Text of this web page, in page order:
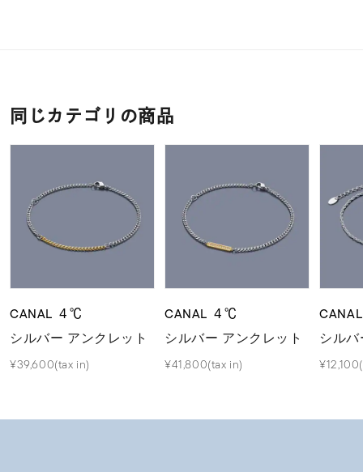
同じカテゴリの商品
CANAL ４℃
シルバー アンクレット
¥39,600(tax in)
CANAL ４℃
シルバー アンクレット
¥41,800(tax in)
シル